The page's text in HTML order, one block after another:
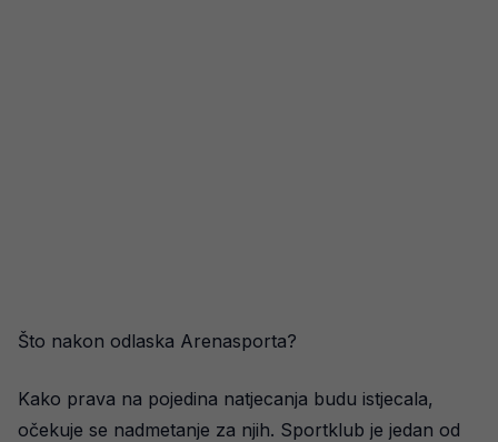
Što nakon odlaska Arenasporta?
Kako prava na pojedina natjecanja budu istjecala,
očekuje se nadmetanje za njih. Sportklub je jedan od